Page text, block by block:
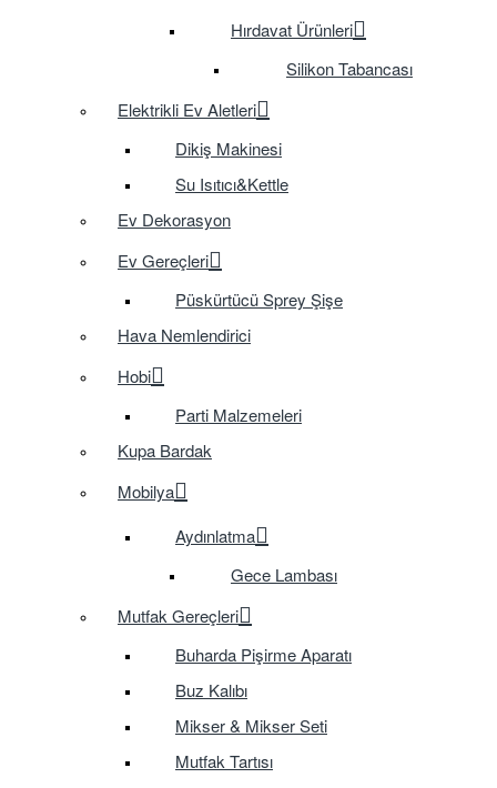
Hırdavat Ürünleri
Silikon Tabancası
Elektrikli Ev Aletleri
Dikiş Makinesi
Su Isıtıcı&Kettle
Ev Dekorasyon
Ev Gereçleri
Püskürtücü Sprey Şişe
Hava Nemlendirici
Hobi
Parti Malzemeleri
Kupa Bardak
Mobilya
Aydınlatma
Gece Lambası
Mutfak Gereçleri
Buharda Pişirme Aparatı
Buz Kalıbı
Mikser & Mikser Seti
Mutfak Tartısı